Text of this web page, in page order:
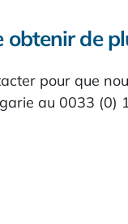
obtenir de
pour que
au 0033 (0)